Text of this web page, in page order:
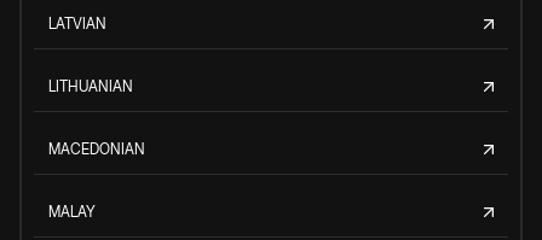
LATVIAN
LITHUANIAN
MACEDONIAN
MALAY